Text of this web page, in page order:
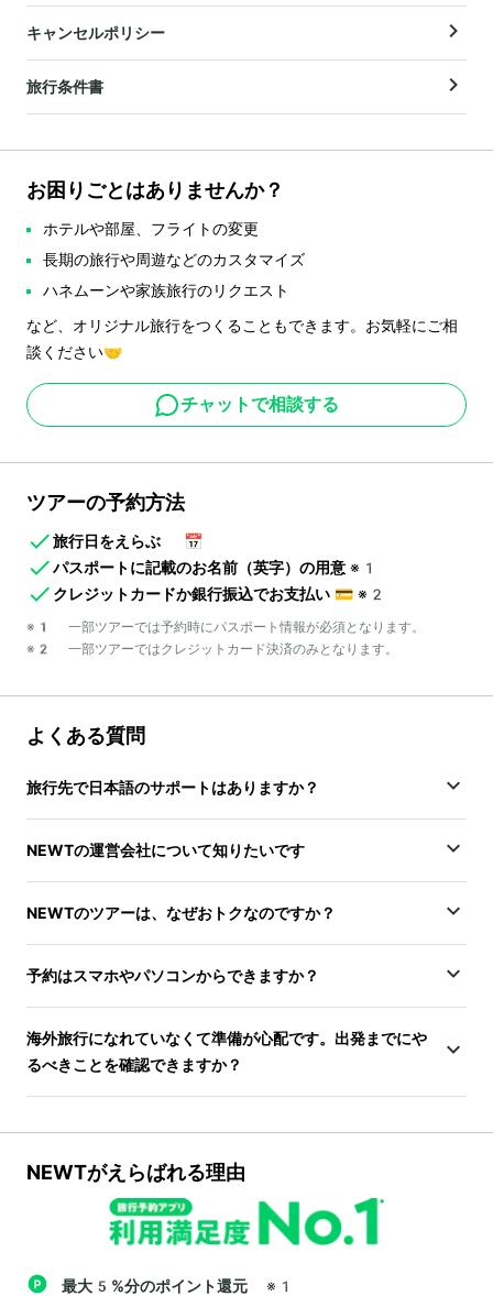
キャンセルポリシー
旅行条件書
お困りごとはありませんか？
ホテルや部屋、フライトの変更
長期の旅行や周遊などのカスタマイズ
ハネムーンや家族旅行のリクエスト
など、オリジナル旅行をつくることもできます。お気軽にご相
談ください🤝
チャットで相談する
ツアーの予約方法
旅行日をえらぶ
📅
パスポートに記載のお名前（英字）の用意 ※1
クレジットカードか銀行振込でお支払い 💳 ※2
※1 一部ツアーでは予約時にパスポート情報が必須となります。
※2 一部ツアーではクレジットカード決済のみとなります。
よくある質問
旅行先で日本語のサポートはありますか？
NEWTの運営会社について知りたいです
NEWTのツアーは、なぜおトクなのですか？
予約はスマホやパソコンからできますか？
海外旅行になれていなくて準備が心配です。出発までにや
るべきことを確認できますか？
NEWTがえらばれる理由
最大5%分のポイント還元 ※1